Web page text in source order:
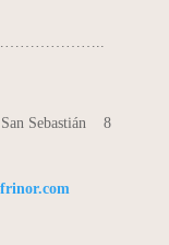
San Sebastián 8